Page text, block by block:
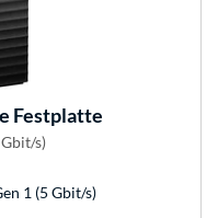
Festplatte
s)
1 (5 Gbit/s)